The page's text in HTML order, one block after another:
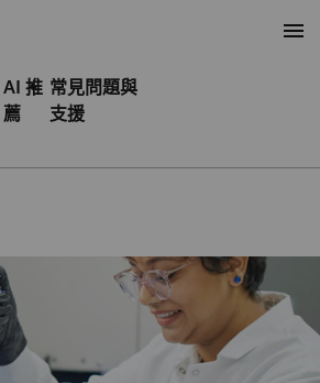
AI 推
薦
常見問題與
支援